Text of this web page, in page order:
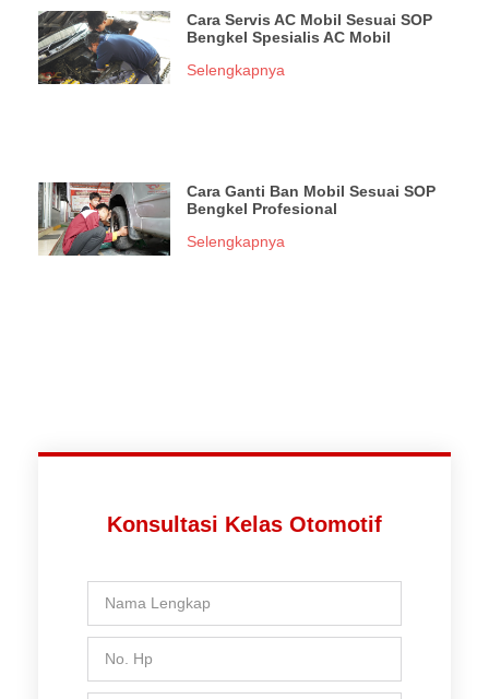
Cara Servis AC Mobil Sesuai SOP
Bengkel Spesialis AC Mobil
Selengkapnya
Cara Ganti Ban Mobil Sesuai SOP
Bengkel Profesional
Selengkapnya
Konsultasi Kelas Otomotif